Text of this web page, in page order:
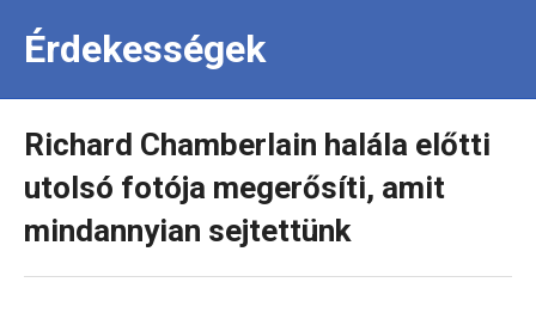
Érdekességek
Richard Chamberlain halála előtti
utolsó fotója megerősíti, amit
mindannyian sejtettünk